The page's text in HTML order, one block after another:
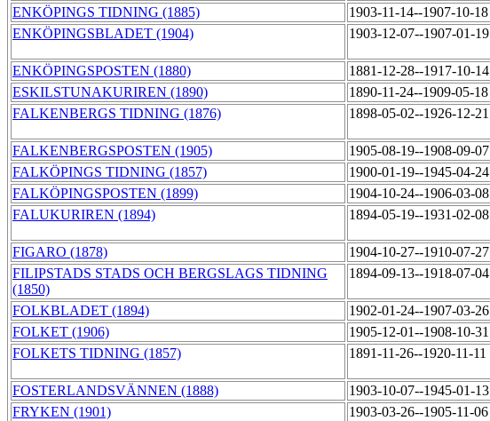
ENKÖPINGS TIDNING (1885) 1903-11-14--1907-10-18
ENKÖPINGSBLADET (1904) 1903-12-07--1907-01-19
ENKÖPINGSPOSTEN (1880) 1881-12-28--1917-10-14
ESKILSTUNAKURIREN (1890) 1890-11-24--1909-05-18
FALKENBERGS TIDNING (1876) 1898-05-02--1926-12-21
FALKENBERGSPOSTEN (1905) 1905-08-19--1908-09-07
FALKÖPINGS TIDNING (1857) 1900-01-19--1945-04-24
FALKÖPINGSPOSTEN (1899) 1904-10-24--1906-03-08
FALUKURIREN (1894) 1894-05-19--1931-02-08
FIGARO (1878) 1904-10-27--1910-07-27
FILIPSTADS STADS OCH BERGSLAGS TIDNING
(1850)
1894-09-13--1918-07-04
FOLKBLADET (1894) 1902-01-24--1907-03-26
FOLKET (1906) 1905-12-01--1908-10-31
FOLKETS TIDNING (1857) 1891-11-26--1920-11-11
FOSTERLANDSVÄNNEN (1888) 1903-10-07--1945-01-13
FRYKEN (1901) 1903-03-26--1905-11-06